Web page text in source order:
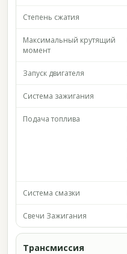
Степень сжатия
Максимальный крутящий
момент
Запуск двигателя
Система зажигания
Подача топлива
Система смазки
Свечи Зажигания
Трансмиссия